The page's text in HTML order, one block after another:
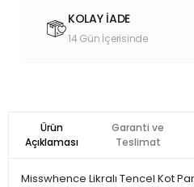
KOLAY İADE
14 Gün İçerisinde
Ürün
Açıklaması
Garanti ve
Teslimat
Misswhence Likralı Tencel Kot